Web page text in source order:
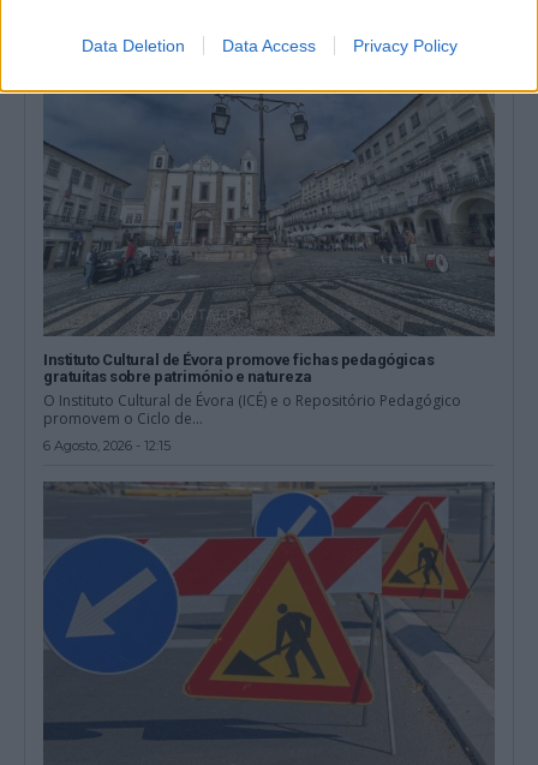
Data Deletion Data Access Privacy Policy
Instituto Cultural de Évora promove fichas pedagógicas
gratuitas sobre património e natureza
O Instituto Cultural de Évora (ICÉ) e o Repositório Pedagógico
promovem o Ciclo de...
6 Agosto, 2026 - 12:15